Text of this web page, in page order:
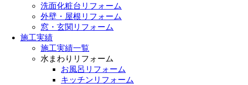
洗面化粧台リフォーム
外壁・屋根リフォーム
窓・玄関リフォーム
施工実績
施工実績一覧
水まわりリフォーム
お風呂リフォーム
キッチンリフォーム